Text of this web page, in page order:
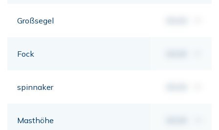
Großsegel
Fock
spinnaker
Masthöhe